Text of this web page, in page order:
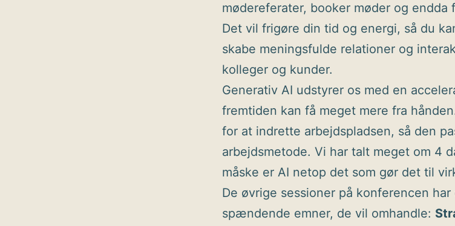
mødereferater, booker møder og endda
Det vil frigøre din tid og energi, så du
skabe meningsfulde relationer og
kolleger og kunder.
Generativ AI udstyrer os med en
fremtiden kan få meget mere fra
for at indrette arbejdspladsen, så den
arbejdsmetode. Vi har talt meget om 4
måske er AI netop det som gør det til
De øvrige sessioner på konferencen
spændende emner, de vil omhandle: